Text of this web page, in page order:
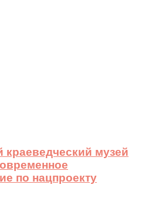
краеведческий музей
по нацпроекту